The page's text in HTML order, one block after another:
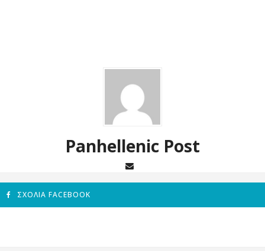
Panhellenic Post
ΣΧΌΛΙΑ FACEBOOK